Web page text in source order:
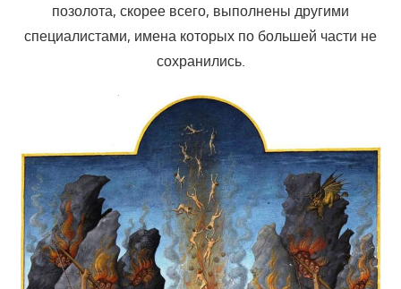
позолота, скорее всего, выполнены другими
специалистами, имена которых по большей части не
сохранились.